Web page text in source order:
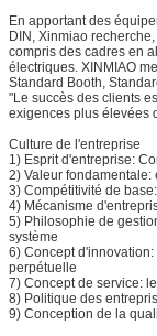
En apportant des
DIN, Xinmiao
compris des cadres en
électriques. XINMIAO
Standard Booth,
"Le succès des clients
exigences plus élevées
Culture de l'entreprise
1) Esprit d'entreprise:
2) Valeur fondamentale:
3) Compétitivité de
4) Mécanisme
5) Philosophie de
système
6) Concept
perpétuelle
7) Concept de service:
8) Politique des
9) Conception de la